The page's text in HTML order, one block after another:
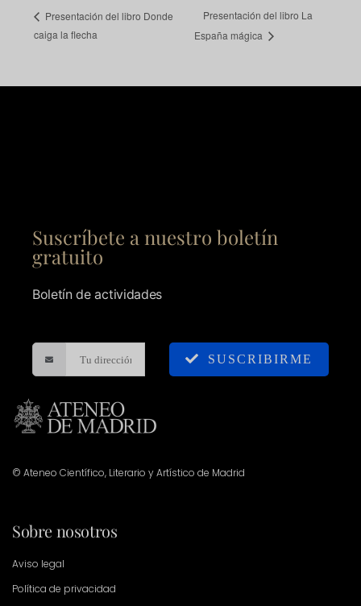
Presentación del libro Donde
caiga la flecha
Presentación del libro La
España mágica
Suscríbete a nuestro boletín
gratuito
Boletín de actividades
SUSCRIBIRME
© Ateneo Científico, Literario y Artístico de Madrid
Sobre nosotros
Aviso legal
Política de privacidad